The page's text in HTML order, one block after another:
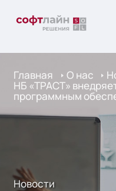
Главная О нас
НБ «ТРАСТ»
программным
Новости